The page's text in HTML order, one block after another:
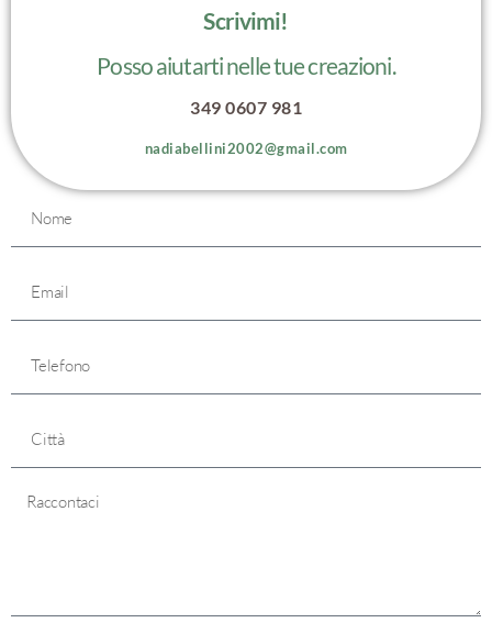
Scrivimi!
Posso aiutarti nelle tue creazioni.
349 0607 981
nadiabellini2002@gmail.com